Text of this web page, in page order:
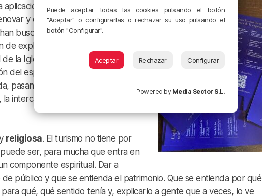
de tecnologías, una
y de innovar las visitas al
buscado enclaves que tuvieran
explicar cómo era la vida en ese
la Iglesia, de los templos, en
del espacio urbano, por ejemplo en
pasando por el papel de las
interculturalidad, las fiestas en
religiosa. El turismo no tiene por
ser, para mucha que entra en
componente espiritual. Dar a
público y que se entienda el patrimonio. Que se entienda por qué
qué, qué sentido tenía y, explicarlo a gente que a veces, lo ve
Puede aceptar todas las cookies pulsando el botón
"Aceptar" o configurarlas o rechazar su uso pulsando el
botón "Configurar".
Aceptar Rechazar Configurar
Powered by Media Sector S.L.